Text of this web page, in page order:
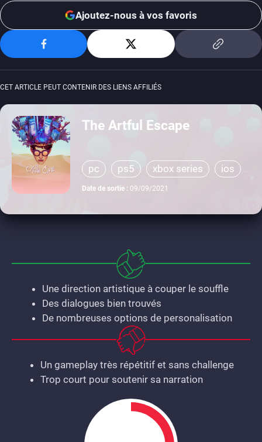
Ajoutez-nous à vos favoris
CET ARTICLE PEUT CONTENIR DES LIENS AFFILIÉS
The Artful Escape
pc ps5 xbox series
ios
ps4
xbox one
Date de sortie : 09/09/2021
Une direction artistique à couper le souffle
Des dialogues bien trouvés
De nombreuses options de personalisation
Un gameplay très répétitif et sans challenge
Trop court pour soutenir sa narration